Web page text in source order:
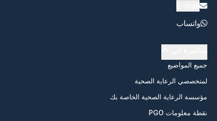
واتساب
جميع المواضيع
لمتخصصي الرعاية الصحية
مؤسسة الرعاية الصحية الخاصة بك
نقطة معلومات PGO